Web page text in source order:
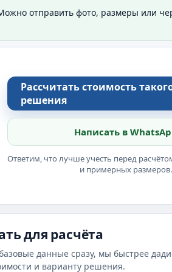
отправить фото, размеры или
Рассчитать стоимость
решения
Написать в
Ответим, что лучше учесть перед
и примерных размеров.
для расчёта
данные сразу, мы быстрее
и варианту решения.